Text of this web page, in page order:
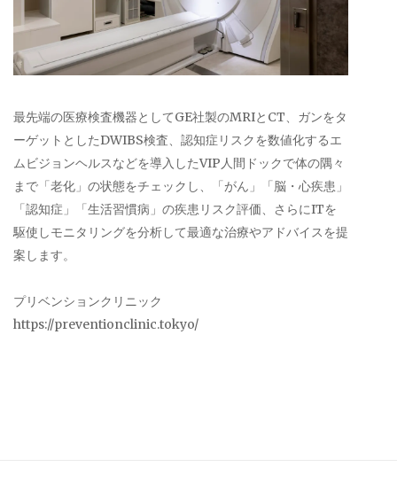
最先端の医療検査機器としてGE社製のMRIとCT、ガンをタ
ーゲットとしたDWIBS検査、認知症リスクを数値化するエ
ムビジョンヘルスなどを導入したVIP人間ドックで体の隅々
まで「老化」の状態をチェックし、「がん」「脳・心疾患」
「認知症」「生活習慣病」の疾患リスク評価、さらにITを
駆使しモニタリングを分析して最適な治療やアドバイスを提
案します。
プリベンションクリニック
https://preventionclinic.tokyo/